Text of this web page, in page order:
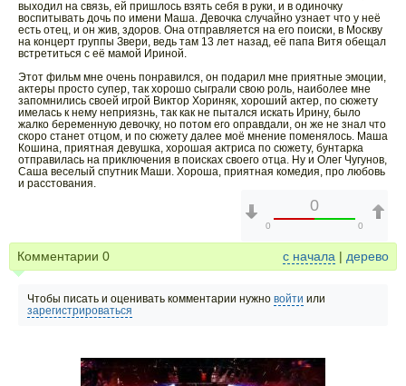
выходил на связь, ей пришлось взять себя в руки, и в одиночку
воспитывать дочь по имени Маша. Девочка случайно узнает что у неë
есть отец, и он жив, здоров. Она отправляется на его поиски, в Москву
на концерт группы Звери, ведь там 13 лет назад, еë папа Витя обещал
встретиться с еë мамой Ириной.
Этот фильм мне очень понравился, он подарил мне приятные эмоции,
актеры просто супер, так хорошо сыграли свою роль, наиболее мне
запомнились своей игрой Виктор Хориняк, хороший актер, по сюжету
имелась к нему неприязнь, так как не пытался искать Ирину, было
жалко беременную девочку, но потом его оправдали, он же не знал что
скоро станет отцом, и по сюжету далее моё мнение поменялось. Маша
Кошина, приятная девушка, хорошая актриса по сюжету, бунтарка
отправилась на приключения в поисках своего отца. Ну и Олег Чугунов,
Саша веселый спутник Маши. Хороша, приятная комедия, про любовь
и расстования.
0
0 0
Комментарии 0 с начала | дерево
Чтобы писать и оценивать комментарии нужно войти или
зарегистрироваться